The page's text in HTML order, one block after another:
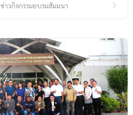
ข่าวกิจกรรมอบรมสัมมนา